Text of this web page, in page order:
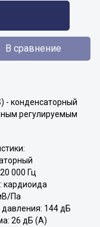
В сравнение
- конденсаторный
регулируемым
000 Гц
кардиоида
Па
144 дБ
26 дБ (А)